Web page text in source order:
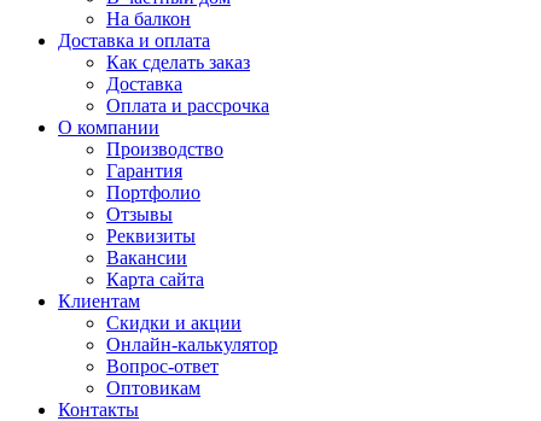
На балкон
Доставка и оплата
Как сделать заказ
Доставка
Оплата и рассрочка
О компании
Производство
Гарантия
Портфолио
Отзывы
Реквизиты
Вакансии
Карта сайта
Клиентам
Скидки и акции
Онлайн-калькулятор
Вопрос-ответ
Оптовикам
Контакты